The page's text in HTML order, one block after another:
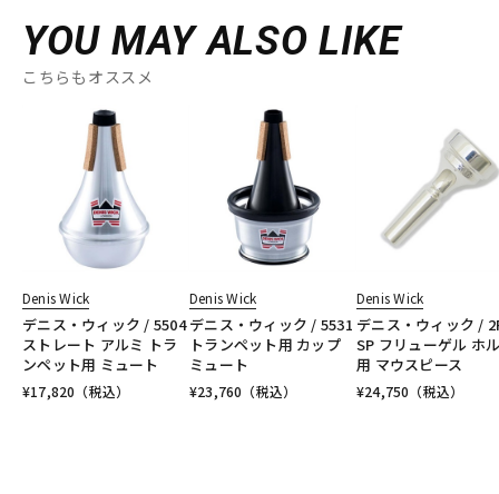
YOU MAY ALSO LIKE
こちらもオススメ
Denis Wick
デニス・ウィック / 5504
ストレート アルミ トラ
ンペット用 ミュート
¥17,820 （税込）
Denis Wick
デニス・ウィック / 5531
トランペット用 カップ
ミュート
¥23,760 （税込）
Denis Wick
デニス・ウィック /
SP フリューゲル ホ
用 マウスピース
¥24,750 （税込）